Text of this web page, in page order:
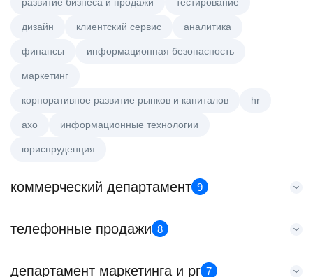
дизайн клиентский сервис аналитика
финансы информационная безопасность
маркетинг
корпоративное развитие рынков и капиталов hr
axo информационные технологии
юриспруденция
коммерческий департамент 9
Key Account Manager (EdTech)
HeadHunter::Коммерческий департамент
150000 ₽
телефонные продажи 8
департамент маркетинга и pr 7